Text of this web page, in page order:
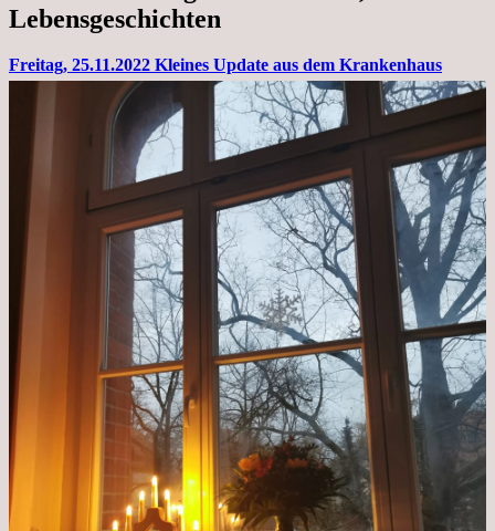
Lebensgeschichten
Freitag, 25.11.2022 Kleines Update aus dem Krankenhaus